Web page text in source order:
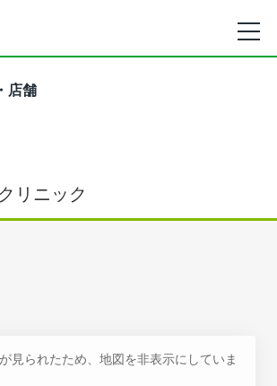
店舗
リニック
見られたため、地図を非表示にしていま